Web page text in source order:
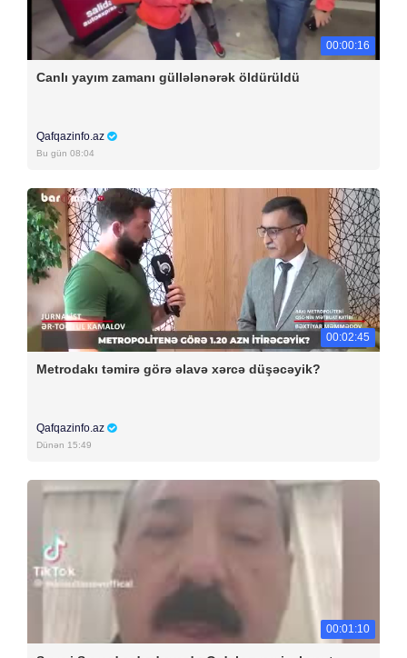
00:00:16
Canlı yayım zamanı güllələnərək öldürüldü
Qafqazinfo.az
Bu gün 08:04
00:02:45
Metrodakı təmirə görə əlavə xərcə düşəcəyik?
Qafqazinfo.az
Dünən 15:49
00:01:10